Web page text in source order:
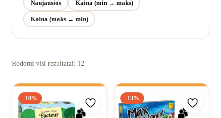
Norų sąrašas
Naujausios Kaina (min → maks)
Kaina (maks → min)
Rodomi visi rezultatai: 12
-10%
Pridėti prie mėgstamiausių
-13%
Pridėti